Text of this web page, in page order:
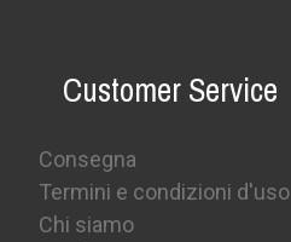
Customer Service
Consegna
Termini e condizioni d'uso
Chi siamo